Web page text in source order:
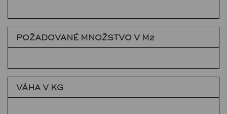
POŽADOVANÉ MNOŽSTVO V M2
VÁHA V KG